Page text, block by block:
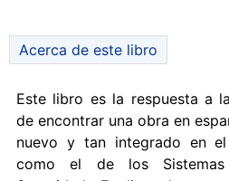
Acerca de este libro
Este libro es la respuesta a
de encontrar una obra en
nuevo y tan integrado en
como el de los Sistemas